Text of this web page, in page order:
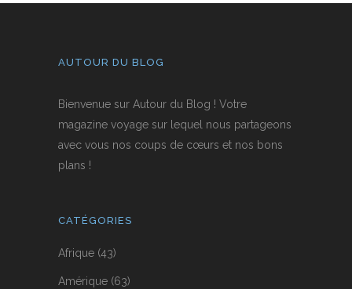
AUTOUR DU BLOG
Bienvenue sur Autour du Blog ! Votre
magazine voyage sur lequel nous partageons
avec vous nos coups de cœurs et nos bons
plans !
CATÉGORIES
Afrique (43)
Amérique (63)